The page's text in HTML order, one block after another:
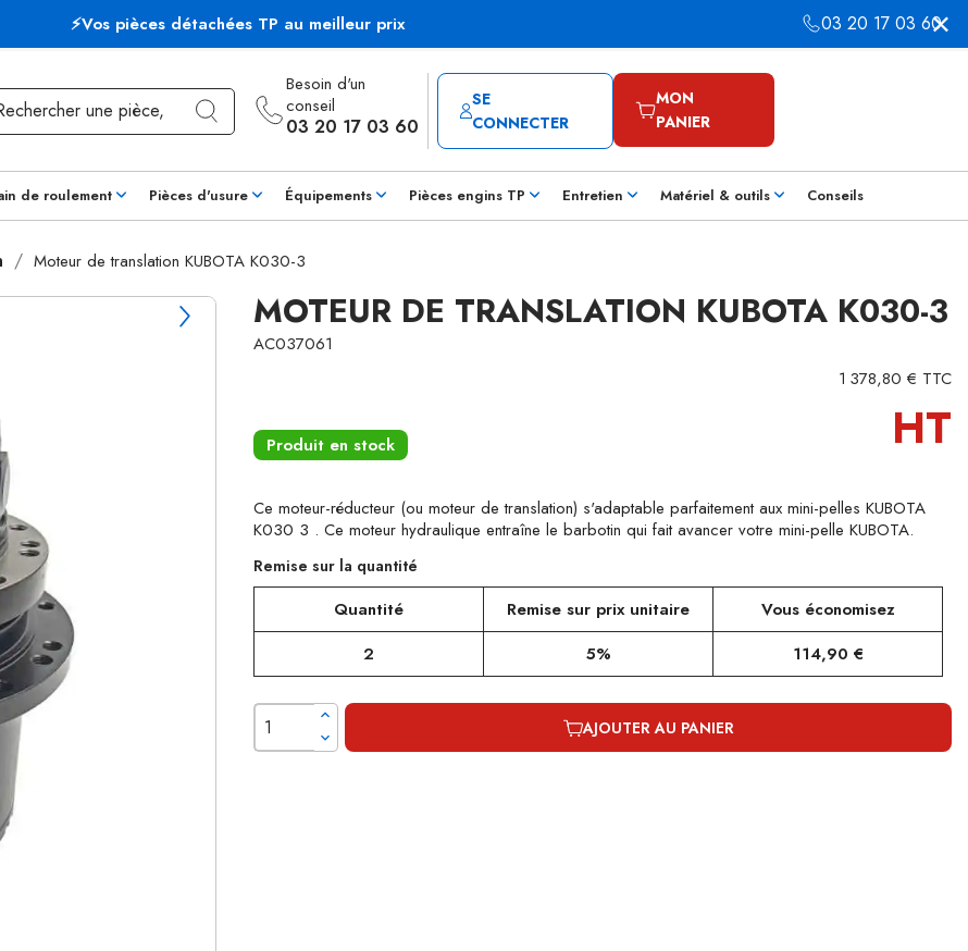
⚡Vos pièces détachées TP au meilleur prix 03 20 17 03 60
Besoin d'un
conseil
03 20 17 03 60
SE
CONNECTER
MON
PANIER
de roulement Pièces d'usure Équipements Pièces engins TP Entretien Matériel & outils Conseils
Moteur de translation KUBOTA K030-3
MOTEUR DE TRANSLATION KUBOTA K030-3
AC037061
1 378,80 € TTC
Produit en stock HT
Ce moteur-réducteur (ou moteur de translation) s'adaptable parfaitement aux mini-pelles KUBOTA
K030 3 . Ce moteur hydraulique entraîne le barbotin qui fait avancer votre mini-pelle KUBOTA.
Remise sur la quantité
Quantité Remise sur prix unitaire
Vous économisez
2
5% 114,90 €
AJOUTER AU PANIER